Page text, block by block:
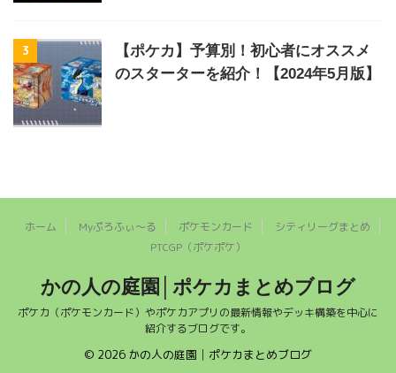
3
【ポケカ】予算別！初心者にオススメ
のスターターを紹介！【2024年5月版】
ホーム Myぷろふぃ～る ポケモンカード
シティリーグまとめ
PTCGP（ポケポケ）
かの人の庭園│ポケカまとめブログ
ポケカ（ポケモンカード）やポケカアプリの最新情報やデッキ構築を中心に
紹介するブログです。
© 2026 かの人の庭園│ポケカまとめブログ